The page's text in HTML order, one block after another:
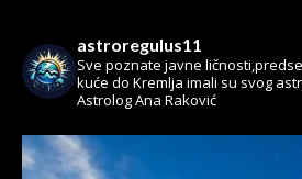
astroregulus11
Sve poznate javne
kuće do Kremlja imali su svog
Astrolog Ana Raković